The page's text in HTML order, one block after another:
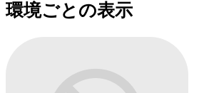
環境ごとの表示